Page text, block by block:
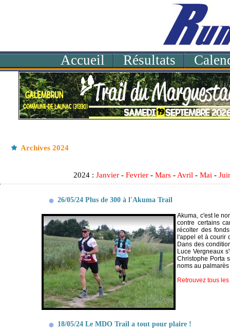
Accueil Résultats
Archives 2024
2024 :Janvier -Fevrier -Mars - Avril -Mai -
26/05/24 Plus de 300 à l'Akuma Trail
Akuma, c'est le
contre certains
récolter des
l'appel et à courir
Dans des
Luce Vergneaux
Christophe Porta
noms au palmarès
Retrouvez tous
18/05/24 Le MDO Trail a tout pour plaire !